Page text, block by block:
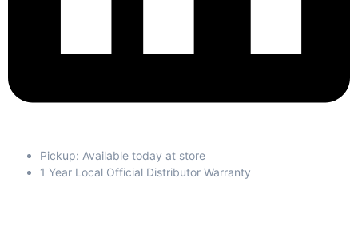
Pickup: Available today at store
1 Year Local Official Distributor Warranty